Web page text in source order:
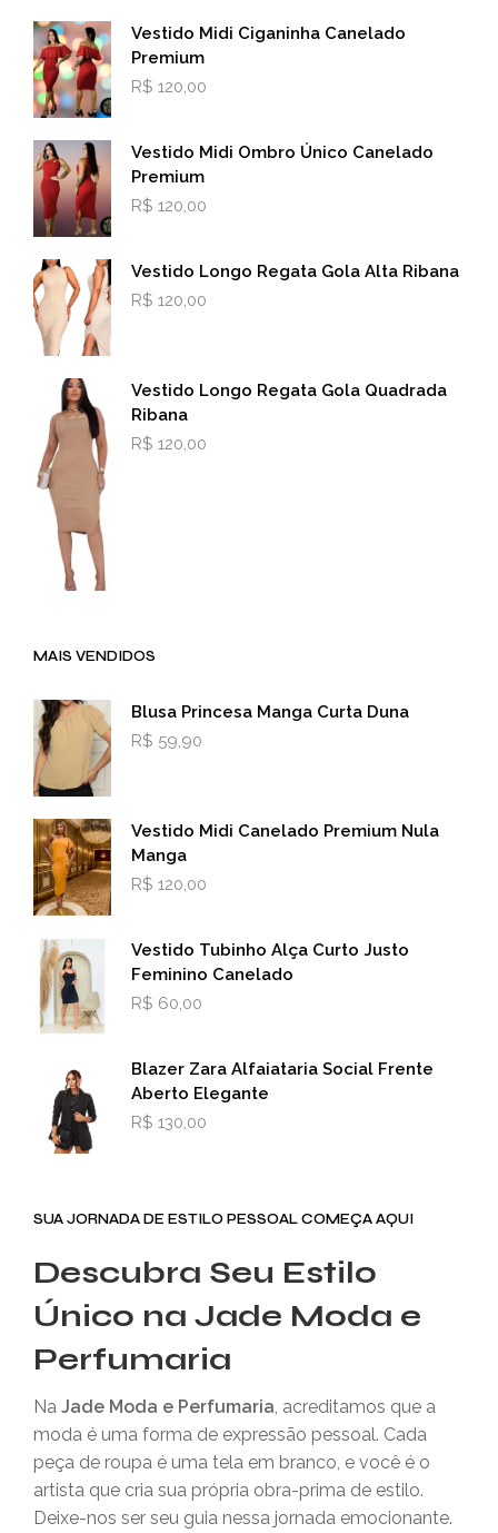
Vestido Midi Ciganinha Canelado
Premium
R$ 120,00
Vestido Midi Ombro Único Canelado
Premium
R$ 120,00
Vestido Longo Regata Gola Alta Ribana
R$ 120,00
Vestido Longo Regata Gola Quadrada
Ribana
R$ 120,00
MAIS VENDIDOS
Blusa Princesa Manga Curta Duna
R$ 59,90
Vestido Midi Canelado Premium Nula
Manga
R$ 120,00
Vestido Tubinho Alça Curto Justo
Feminino Canelado
R$ 60,00
Blazer Zara Alfaiataria Social Frente
Aberto Elegante
R$ 130,00
SUA JORNADA DE ESTILO PESSOAL COMEÇA AQUI
Descubra Seu Estilo
Único na Jade Moda e
Perfumaria
Na Jade Moda e Perfumaria, acreditamos que a
moda é uma forma de expressão pessoal. Cada
peça de roupa é uma tela em branco, e você é o
artista que cria sua própria obra-prima de estilo.
Deixe-nos ser seu guia nessa jornada emocionante.